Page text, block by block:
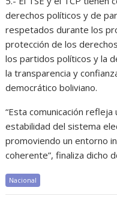
derechos políticos y de
respetados durante los
protección de los
los partidos políticos y la
la transparencia y
democrático boliviano.
“Esta comunicación
estabilidad del sistema
promoviendo un entorno
coherente”, finaliza dicho
Nacional